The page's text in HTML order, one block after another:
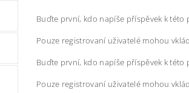
Buďte první, kdo napíše příspěvek k této
Pouze registrovaní uživatelé mohou
Buďte první, kdo napíše příspěvek k této
Pouze registrovaní uživatelé mohou